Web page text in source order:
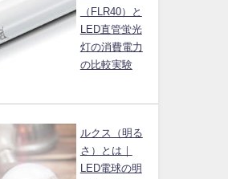
（FLR40）と
LED直管蛍光
灯の消費電力
の比較実験
ルクス（明る
さ）とは｜
LED電球の明